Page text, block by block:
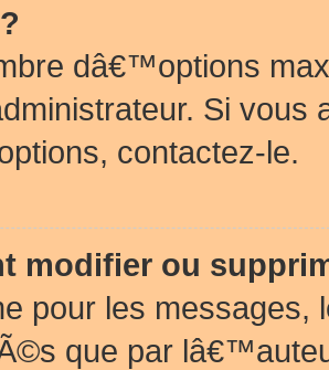
dâ€™options
Si vous
contactez-le.
modifier ou
pour les messages,
que par